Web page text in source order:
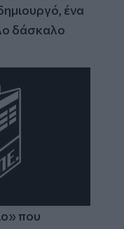
ένα
δάσκαλο
που